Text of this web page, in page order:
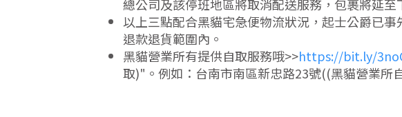
總公司及該停班地區將取消配送服務，包裹將延至
以上三點配合黑貓宅急便物流狀況，起士公爵已
退款退貨範圍內。
黑貓營業所有提供自取服務哦>>https://bit.ly/
取)"。例如：台南市南區新忠路23號((黑貓營業所